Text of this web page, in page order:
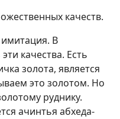
качеств.
В
качества. Есть
золота, является
это золотом. Но
руднику.
ачинтья абхеда-